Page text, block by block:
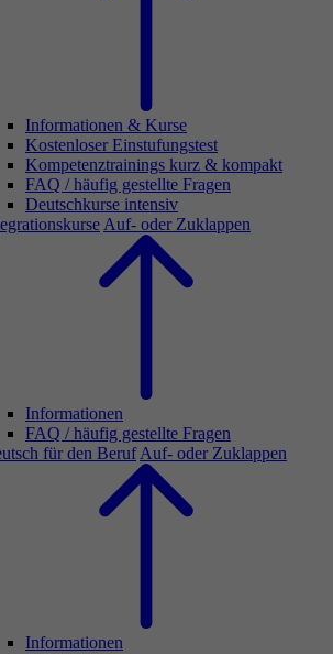
Informationen & Kurse
Kostenloser Einstufungstest
Kompetenztrainings kurz & kompakt
FAQ / häufig gestellte Fragen
Deutschkurse intensiv
Auf- oder Zuklappen
Informationen
FAQ / häufig gestellte Fragen
für den Beruf Auf- oder Zuklappen
Informationen